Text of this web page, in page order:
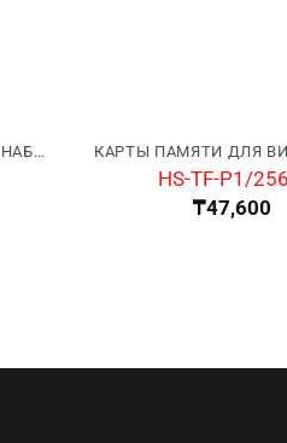
КАРТЫ ПАМЯТИ ДЛЯ ВИДЕОНАБЛЮДЕНИЯ
HS-TF-P1/
₸47,600